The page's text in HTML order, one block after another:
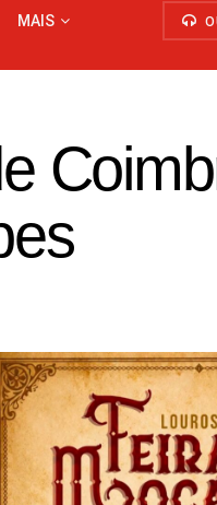
MAIS